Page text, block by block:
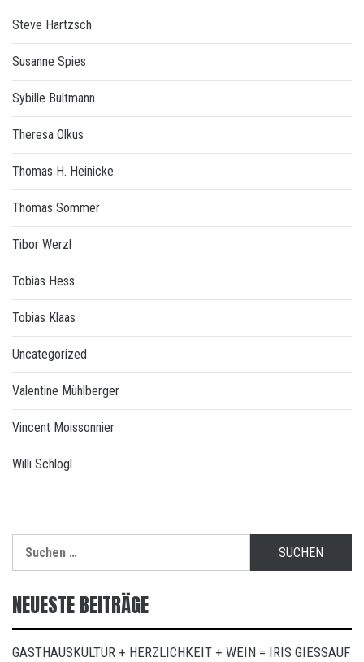
Steve Hartzsch
Susanne Spies
Sybille Bultmann
Theresa Olkus
Thomas H. Heinicke
Thomas Sommer
Tibor Werzl
Tobias Hess
Tobias Klaas
Uncategorized
Valentine Mühlberger
Vincent Moissonnier
Willi Schlögl
nach:
NEUESTE BEITRÄGE
GASTHAUSKULTUR + HERZLICHKEIT + WEIN = IRIS GIESSAUF